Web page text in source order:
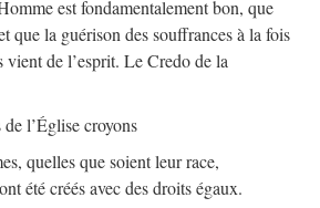
est fondamentalement bon, que
que la guérison des souffrances à la fois
de l’esprit. Le Credo de la
l’Église croyons
quelles que soient leur race,
été créés avec des droits égaux.